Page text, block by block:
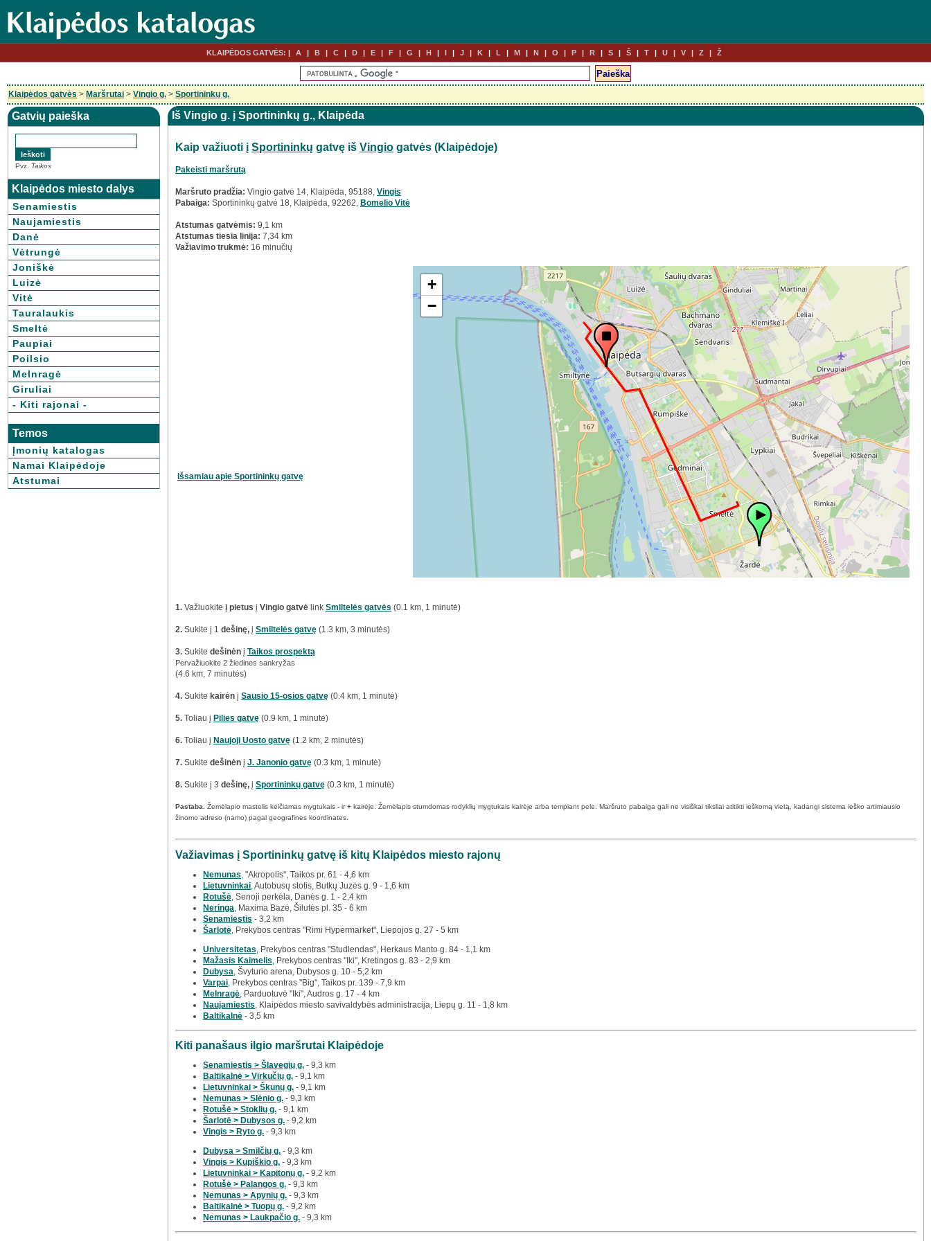
KLAIPĖDOS GATVĖS: A B C D E F G H I J K L M N O P R S Š T U V Z Ž
Klaipėdos gatvės > Maršrutai > Vingio g. > Sportininkų g.
Gatvių paieška
Pvz. Taikos
Klaipėdos miesto dalys
Senamiestis
Naujamiestis
Danė
Vėtrungė
Joniškė
Luizė
Vitė
Tauralaukis
Smeltė
Paupiai
Poilsio
Melnragė
Giruliai
- Kiti rajonai -
Temos
Įmonių katalogas
Namai Klaipėdoje
Atstumai
Iš Vingio g. į Sportininkų g., Klaipėda
Kaip važiuoti į Sportininkų gatvę iš Vingio gatvės (Klaipėdoje)
Pakeisti maršrutą
Maršruto pradžia: Vingio gatvė 14, Klaipėda, 95188, Vingis
Pabaiga: Sportininkų gatvė 18, Klaipėda, 92262, Bomelio Vitė
Atstumas gatvėmis: 9,1 km
Atstumas tiesia linija: 7,34 km
Važiavimo trukmė: 16 minučių
Išsamiau apie Sportininkų gatvę
+
−
1. Važiuokite į pietus į Vingio gatvė link Smiltelės gatvės (0.1 km, 1 minutė)
2. Sukite į 1 dešinę, į Smiltelės gatvę (1.3 km, 3 minutės)
3. Sukite dešinėn į Taikos prospektą
Pervažiuokite 2 žiedines sankryžas
(4.6 km, 7 minutės)
4. Sukite kairėn į Sausio 15-osios gatvę (0.4 km, 1 minutė)
5. Toliau į Pilies gatvę (0.9 km, 1 minutė)
6. Toliau į Naujoji Uosto gatvę (1.2 km, 2 minutės)
7. Sukite dešinėn į J. Janonio gatvę (0.3 km, 1 minutė)
8. Sukite į 3 dešinę, į Sportininkų gatvę (0.3 km, 1 minutė)
Pastaba. Žemėlapio mastelis keičiamas mygtukais - ir+ kairėje. Žemėlapis stumdomas rodyklių mygtukais kairėje arba tempiant pele. Maršruto pabaiga gali ne visiškai tiksliai atitikti ieškomą vietą, kadangi sistema ieško artimiausio
žinomo adreso (namo) pagal geografines koordinates.
Važiavimas į Sportininkų gatvę iš kitų Klaipėdos miesto rajonų
Nemunas , "Akropolis", Taikos pr. 61 - 4,6 km
Lietuvninkai , Autobusų stotis, Butkų Juzės g. 9 - 1,6 km
Rotušė , Senoji perkėla, Danės g. 1 - 2,4 km
Neringa , Maxima Bazė, Šilutės pl. 35 - 6 km
Senamiestis - 3,2 km
Šarlotė , Prekybos centras "Rimi Hypermarket", Liepojos g. 27 - 5 km
Universitetas , Prekybos centras "Studlendas", Herkaus Manto g. 84 - 1,1 km
Mažasis Kaimelis , Prekybos centras "Iki", Kretingos g. 83 - 2,9 km
Dubysa , Švyturio arena, Dubysos g. 10 - 5,2 km
Varpai , Prekybos centras "Big", Taikos pr. 139 - 7,9 km
Melnragė , Parduotuvė "Iki", Audros g. 17 - 4 km
Naujamiestis , Klaipėdos miesto savivaldybės administracija, Liepų g. 11 - 1,8 km
Baltikalnė - 3,5 km
Kiti panašaus ilgio maršrutai Klaipėdoje
Senamiestis > Šlavegių g. - 9,3 km
Baltikalnė > Virkučių g. - 9,1 km
Lietuvninkai > Škunų g. - 9,1 km
Nemunas > Slėnio g. - 9,3 km
Rotušė > Stoklių g. - 9,1 km
Šarlotė > Dubysos g. - 9,2 km
Vingis > Ryto g. - 9,3 km
Dubysa > Smilčių g. - 9,3 km
Vingis > Kupiškio g. - 9,3 km
Lietuvninkai > Kapitonų g. - 9,2 km
Rotušė > Palangos g. - 9,3 km
Nemunas > Apynių g. - 9,3 km
Baltikalnė > Tuopų g. - 9,2 km
Nemunas > Laukpačio g. - 9,3 km